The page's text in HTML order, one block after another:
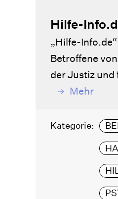
Hilfe-
„Hilfe-
Betroffene
der Justiz
Mehr
Kategorie: